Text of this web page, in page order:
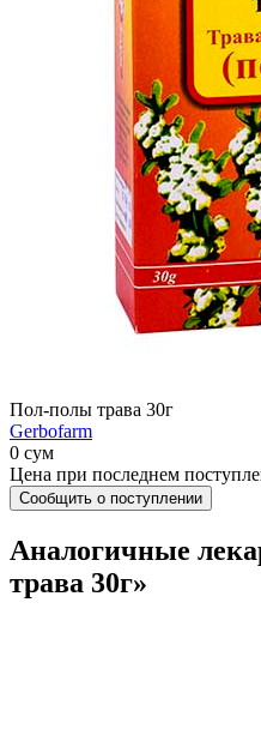
Пол-полы трава 30г
Gerbofarm
0 сум
Цена при последнем
Сообщить о поступлении
Аналогичные
трава 30г»